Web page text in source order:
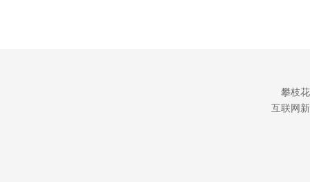
攀枝
互联网